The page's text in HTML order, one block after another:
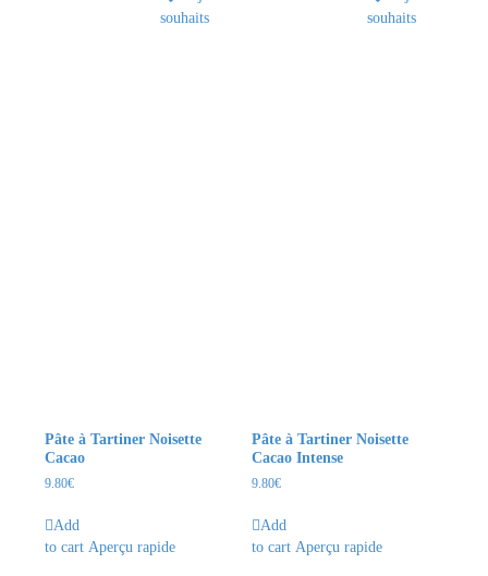
souhaits
souhaits
Pâte à Tartiner Noisette
Cacao
9.80€
Add
to cart Aperçu rapide
Pâte à Tartiner Noisette
Cacao Intense
9.80€
Add
to cart Aperçu rapide